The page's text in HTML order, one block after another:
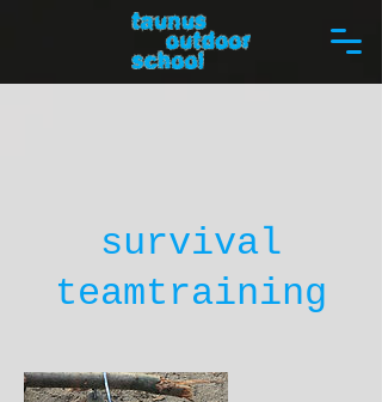
survival
teamtraining